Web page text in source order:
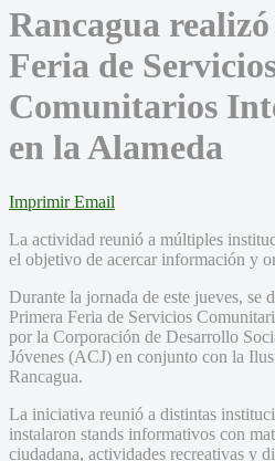
Rancagua
Feria de
Comunitarios
en la Alameda
Imprimir Email
La actividad reunió a múltiples
el objetivo de acercar información y
Durante la jornada de este jueves, se
Primera Feria de Servicios
por la Corporación de Desarrollo
Jóvenes (ACJ) en conjunto con la
Rancagua.
La iniciativa reunió a distintas
instalaron stands informativos con
ciudadana, actividades recreativas y